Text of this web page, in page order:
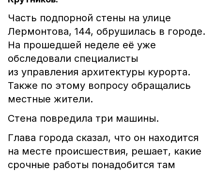
Часть подпорной стены на улице
Лермонтова, 144, обрушилась в городе.
На прошедшей неделе её уже
обследовали специалисты
из управления архитектуры курорта.
Также по этому вопросу обращались
местные жители.
Стена повредила три машины.
Глава города сказал, что он находится
на месте происшествия, решает, какие
срочные работы понадобится там